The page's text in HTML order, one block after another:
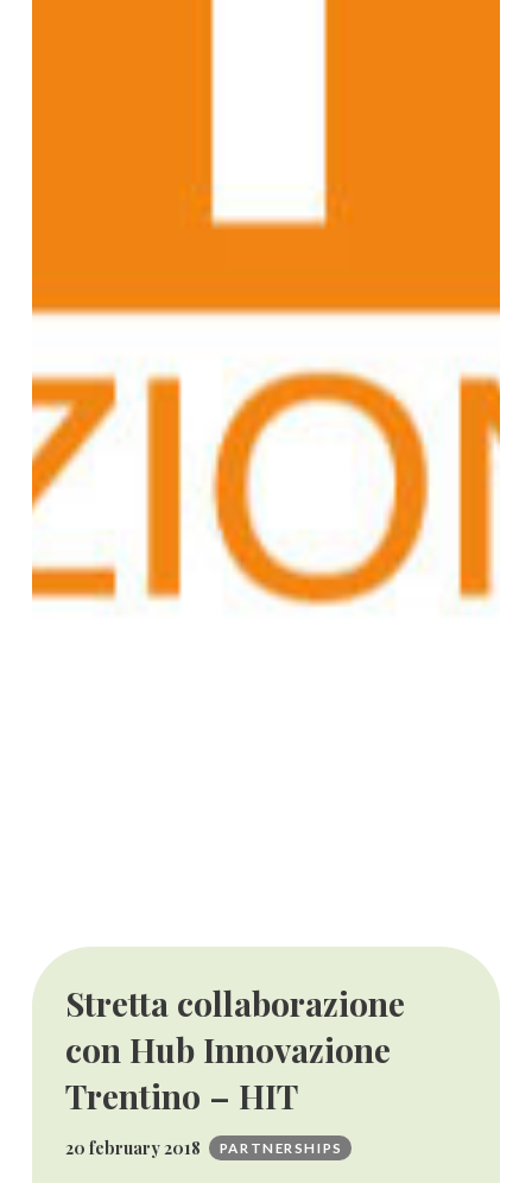
Stretta collaborazione
con Hub Innovazione
Trentino – HIT
20 february 2018 PARTNERSHIPS